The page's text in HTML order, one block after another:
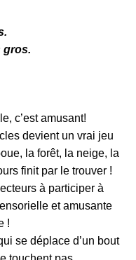
gros.
c’est amusant!
devient un vrai jeu
la forêt, la neige, la
finit par le trouver !
à participer à
et amusante
!
se déplace d’un bout